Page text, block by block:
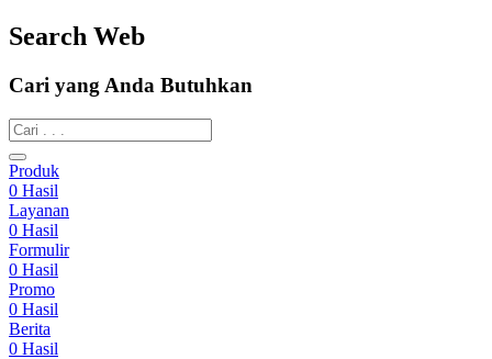
Search Web
Cari yang Anda Butuhkan
Produk
0 Hasil
Layanan
0 Hasil
Formulir
0 Hasil
Promo
0 Hasil
Berita
0 Hasil